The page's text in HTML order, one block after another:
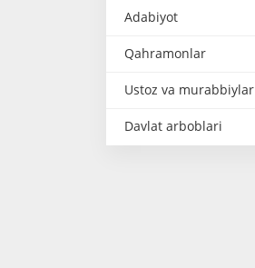
Adabiyot
Qahramonlar
Ustoz va murabbiylar
Davlat arboblari